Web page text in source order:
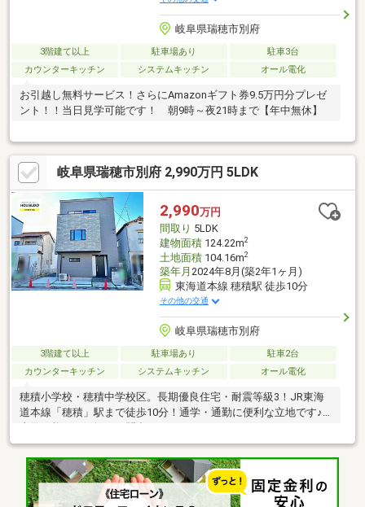
岐阜県瑞穂市別府
3階建て以上 駐車場あり
駐車3台
カウンターキッチン
システムキッチン オール電化
お引越し無料サービス！さらにAmazonギフト券9.5万円分プレゼ
ント！！当日見学可能です！ 朝9時～夜21時まで【年中無休】
岐阜県瑞穂市別府 2,990万円 5LDK
2,990万円
間取り 5LDK
建物面積124.22m2
土地面積104.16m2
築年月 2024年8月(築2年1ヶ月)
東海道本線 穂積駅 徒歩10分
その他の交通
岐阜県瑞穂市別府
3階建て以上 駐車場あり
駐車2台
カウンターキッチン
システムキッチン オール電化
穂積小学校・穂積中学校区。長期優良住宅・耐震等級3！JR東海
道本線「穂積」駅まで徒歩10分！通学・通勤に便利な立地です♪